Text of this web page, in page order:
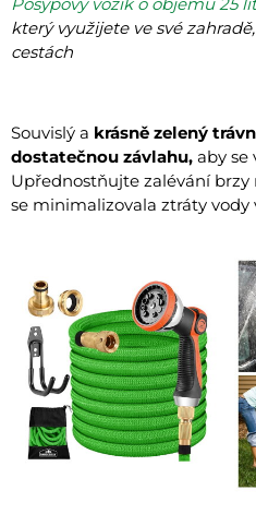
Posypový vozík o objemu 25
který využijete ve své
cestách
Souvislý a krásně zelený
dostatečnou závlahu, aby se
Upřednostňujte zalévání brzy
se minimalizovala ztráty